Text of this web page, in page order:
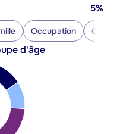
5%
Occupation
d'âge